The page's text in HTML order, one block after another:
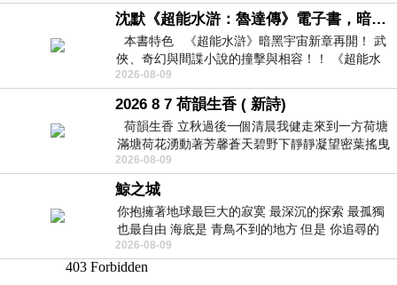
沈默《超能水滸：魯達傳》電子書，暗黑宇宙新章，一一五年八月璀璨上架！
本書特色 《超能水滸》暗黑宇宙新章再開！ 武
俠、奇幻與間諜小說的撞擊與相容！！ 《超能水
滸》系列第四部
2026-08-09
2026 8 7 荷韻生香 ( 新詩)
荷韻生香 立秋過後一個清晨我健走來到一方荷塘
滿塘荷花湧動著芳馨蒼天碧野下靜靜凝望密葉搖曳
幽泉中復有蛙鳴嘓嘓水波裡搖曳
2026-08-09
鯨之城
你抱擁著地球最巨大的寂寞 最深沉的探索 最孤獨
也最自由 海底是 青鳥不到的地方 但是 你追尋的
幸福 可以比珍珠更
2026-08-09